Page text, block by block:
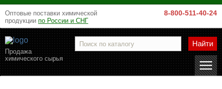
Оптовые поставки химической
продукции по России и СНГ
8-800-511-40-24
Продажа
химического сырья
Найти